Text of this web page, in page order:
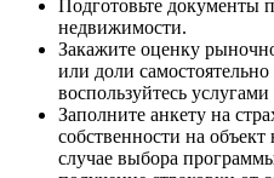
Подготовьте документы
недвижимости.
Закажите оценку
или доли
воспользуйтесь
Заполните анкету на
собственности на
случае выбора